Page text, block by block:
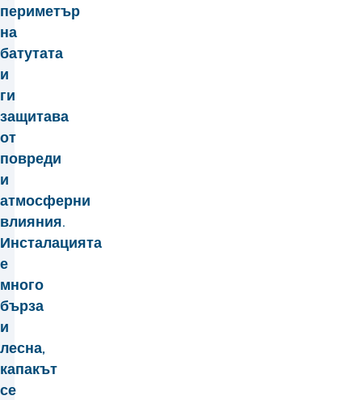
периметър
на
батутата
и
ги
защитава
от
повреди
и
атмосферни
влияния.
Инсталацията
е
много
бърза
и
лесна,
капакът
се